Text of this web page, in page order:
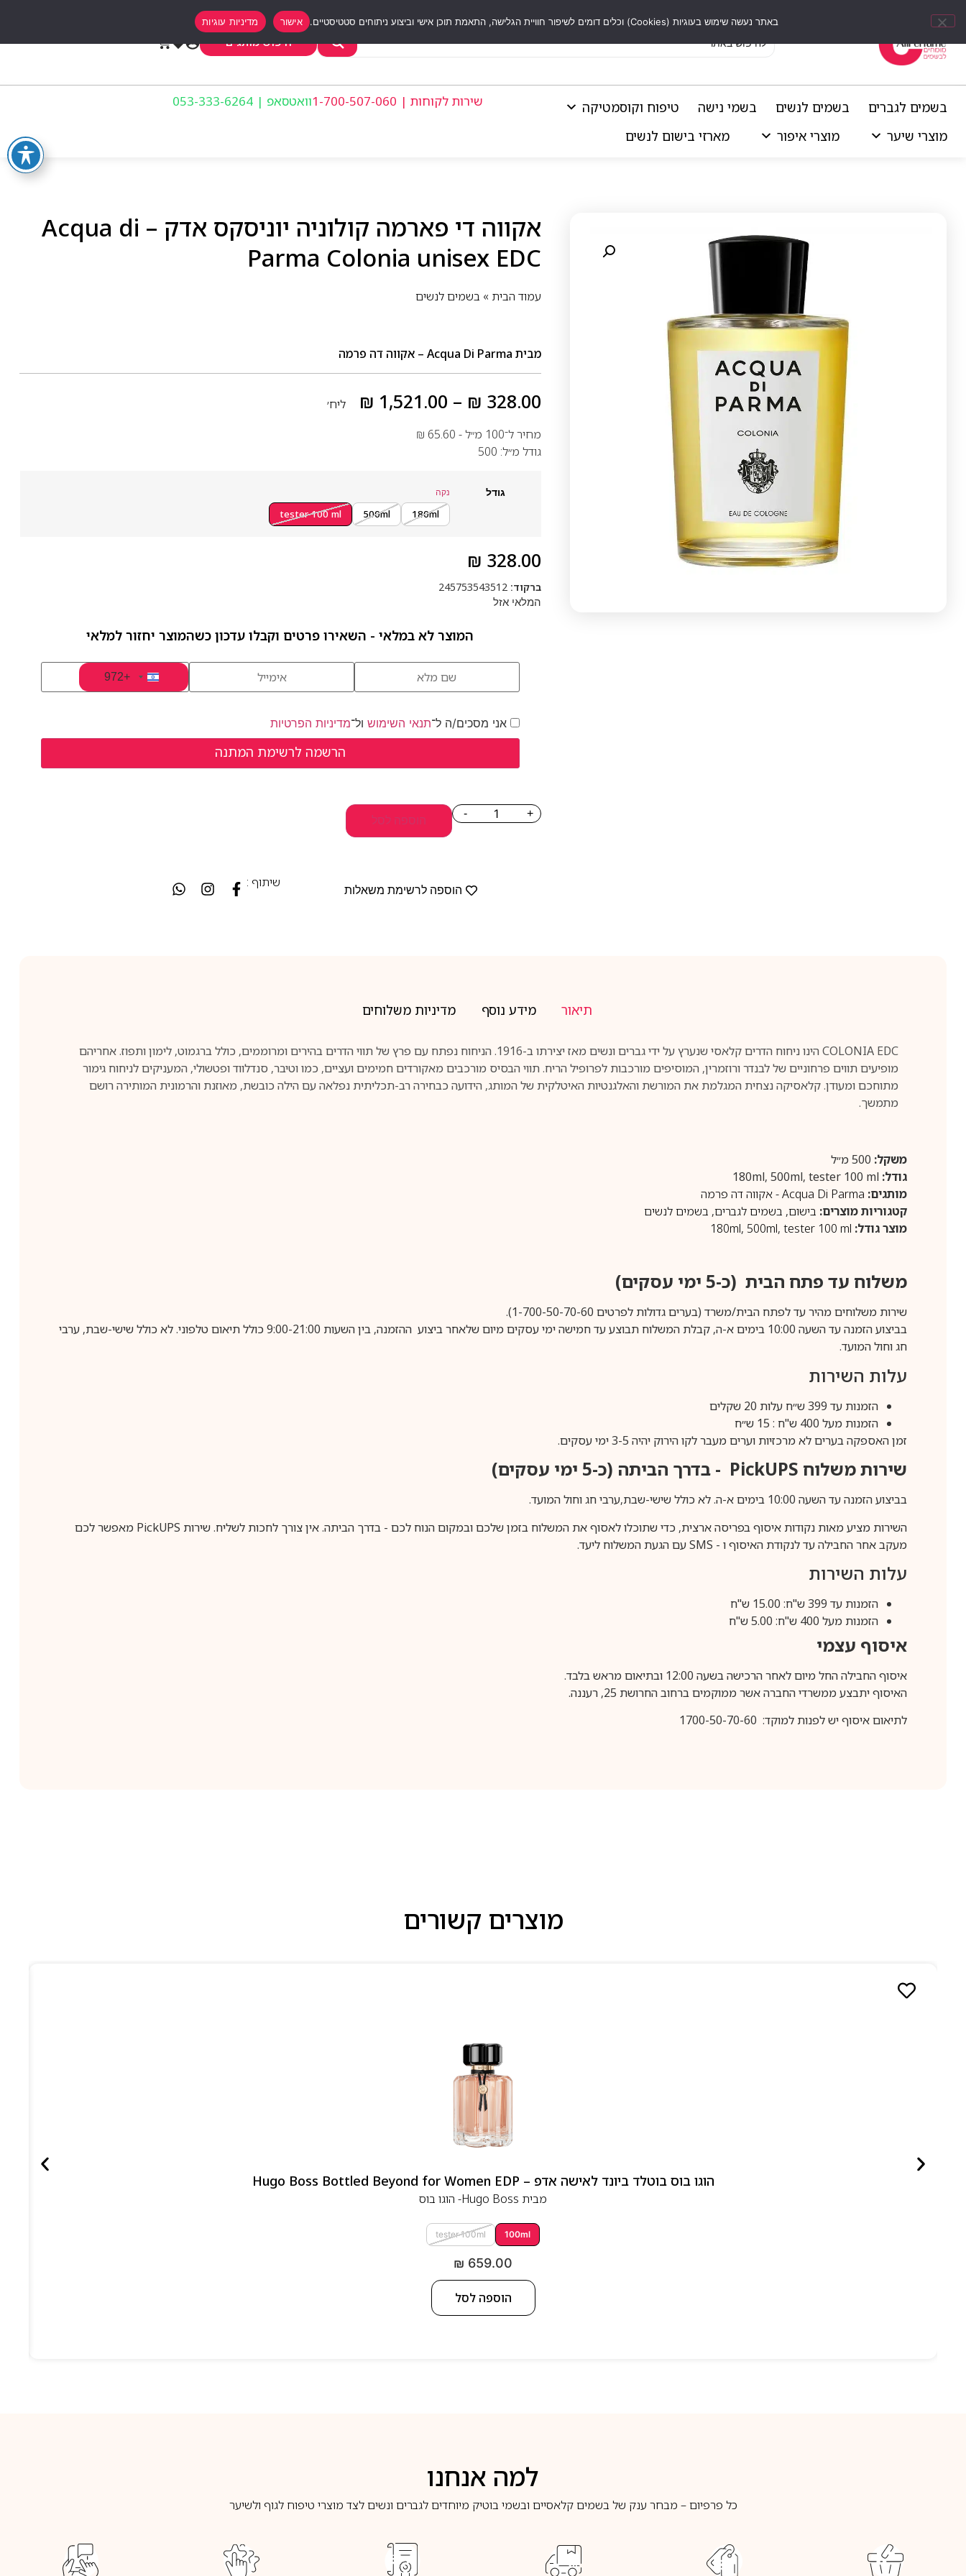
חיפוש מותגים
בשמים לגברים בשמים לנשים בשמי נישה
טיפוח וקוסמטיקה
מוצרי שיער
מוצרי איפור מארזי בישום לנשים
שירות לקוחות | 1-700-507-060 וואטסאפ | 053-333-6264
אקווה די פארמה קולוניה יוניסקס אדק – Acqua di
Parma Colonia unisex EDC
עמוד הבית » בשמים לנשים
מבית Acqua Di Parma – אקווה דה פרמה
₪ 328.00
–
₪ 1,521.00
ליח׳
מחיר ל־100 מ״ל -
₪ 65.60
גודל מ״ל: 500
גודל נקה
180ml
500ml
tester 100 ml
₪ 328.00
ברקוד: 245753543512
המלאי אזל
המוצר לא במלאי - השאירו פרטים וקבלו עדכון כשהמוצר יחזור למלאי
Israel +972
+972
אני מסכים/ה ל־תנאי השימוש ול־מדיניות הפרטיות
- +
הוספה לסל
הוספה לרשימת משאלות
שיתוף :
תיאור מידע נוסף מדיניות משלוחים
‏COLONIA EDC הינו ניחוח הדרים קלאסי שנערץ על ידי גברים ונשים מאז יצירתו ב-1916. הניחוח נפתח עם פרץ של תווי הדרים בהירים ומרוממים, כולל ברגמוט, לימון ותפוז. אחריהם
מופיעים תווים פרחוניים של לבנדר ורוזמרין, המוסיפים מורכבות לפרופיל הריח. תווי הבסיס מורכבים מאקורדים חמימים ועציים, כמו וטיבר, סנדלווד ופטשולי, המעניקים לניחוח גימור
מתוחכם ומעודן. קלאסיקה נצחית המגלמת את המורשת והאלגנטיות האיטלקית של המותג, הידועה כבחירה רב-תכליתית נפלאה עם הילה כובשת, מאוזנת והרמונית המותירה רושם
מתמשך.
משקל:
גודל:
מותגים: Acqua Di Parma - אקווה דה פרמה
קטגוריות מוצרים: בישום, בשמים לגברים, בשמים לנשים
מוצר גודל:
180ml, 500ml,tester 100 ml
משלוח עד פתח הבית (כ-5 ימי עסקים)
שירות משלוחים מהיר עד לפתח הבית/משרד (בערים גדולות לפרטים 1-700-50-70-60).
בביצוע הזמנה עד השעה 10:00 בימים א-ה, קבלת המשלוח תבוצע עד חמישה ימי עסקים מיום שלאחר ביצוע ההזמנה, בין השעות 9:00-21:00 כולל תיאום טלפוני. לא כולל שישי-שבת, ערבי
חג וחול המועד.
עלות השירות
הזמנות עד 399 ש״ח עלות 20 שקלים
הזמנות מעל 400 ש"ח : 15 ש״ח
זמן האספקה בערים לא מרכזיות וערים מעבר לקו הירוק יהיה 3-5 ימי עסקים.
שירות משלוח PickUPS - בדרך הביתה (כ-5 ימי עסקים)
בביצוע הזמנה עד השעה 10:00 בימים א-ה. לא כולל שישי-שבת,ערבי חג וחול המועד.
השירות מציע מאות נקודות איסוף בפריסה ארצית, כדי שתוכלו לאסוף את המשלוח בזמן שלכם ובמקום הנוח לכם - בדרך הביתה. אין צורך לחכות לשליח. שירות PickUPS מאפשר לכם
מעקב אחר החבילה עד לנקודת האיסוף ו - SMSעם הגעת המשלוח ליעד.
עלות השירות
הזמנות עד 399 ש"ח: 15.00 ש"ח
הזמנות מעל 400 ש"ח: 5.00 ש"ח
איסוף עצמי
איסוף החבילה החל מיום לאחר הרכישה בשעה 12:00 ובתיאום מראש בלבד.
האיסוף יתבצע ממשרדי החברה אשר ממוקמים ברחוב החרושת 25, רעננה.
לתיאום איסוף יש לפנות למוקד: 1700-50-70-60
מוצרים קשורים
הוגו בוס בוטלד ביונד לאישה אדפ – Hugo Boss Bottled Beyond for Women EDP
מבית Hugo Boss- הוגו בוס
100ml
tester 100ml
₪ 659.00
הוספה לסל
למה אנחנו
כל פרפיום – מבחר ענק של בשמים קלאסיים ובשמי בוטיק מיוחדים לגברים ונשים לצד מוצרי טיפוח לגוף ולשיער
באתר נעשה שימוש בעוגיות (Cookies) וכלים דומים לשיפור חוויית הגלישה, התאמת תוכן אישי וביצוע ניתוחים סטטיסטיים. אישור מדיניות עוגיות